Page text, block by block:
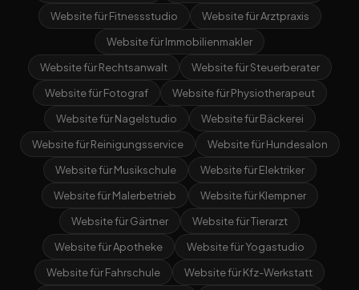
Website für Fitnessstudio
Website für Arztpraxis
Website für Immobilienmakler
Website für Rechtsanwalt
Website für Steuerberater
Website für Fotograf
Website für Physiotherapeut
Website für Nagelstudio
Website für Bäckerei
Website für Reinigungsservice
Website für Hundesalon
Website für Musikschule
Website für Elektriker
Website für Malerbetrieb
Website für Klempner
Website für Gärtner
Website für Tierarzt
Website für Apotheke
Website für Yogastudio
Website für Fahrschule
Website für Kfz-Werkstatt